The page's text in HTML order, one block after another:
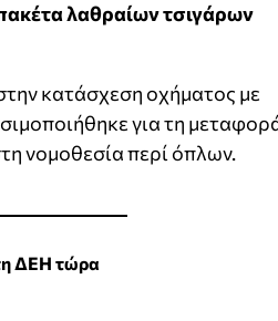
λαθραίων τσιγάρων
κατάσχεση οχήματος με
για τη
νομοθεσία περί όπλων.
ΔΕΗ τώρα